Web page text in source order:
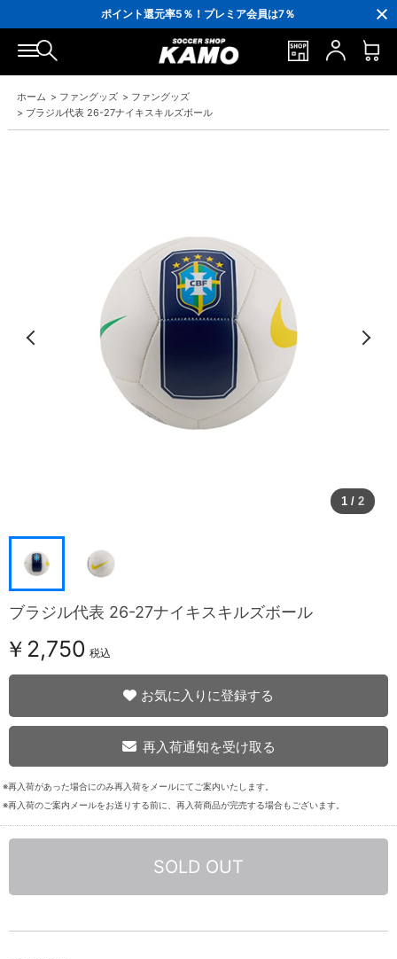
ポイント還元率5％！プレミア会員は7％
会員の方にはお誕生月に「10％OFFクーポン」プレゼント！
16,000円(税込)以上でシューズケースプレゼント！
3,300円(税込)以上で送料無料！
ホーム > ファングッズ > ファングッズ
> ブラジル代表 26-27ナイキスキルズボール
1 / 2
ブラジル代表 26-27ナイキスキルズボール
￥2,750 税込
お気に入りに登録する
再入荷通知を受け取る
※再入荷があった場合にのみ再入荷をメールにてご案内いたします。
※再入荷のご案内メールをお送りする前に、再入荷商品が完売する場合もございます。
SOLD OUT